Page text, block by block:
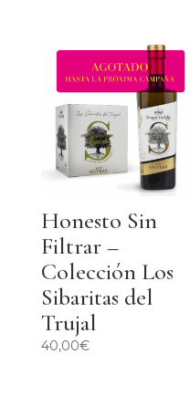
Honesto Sin
Filtrar –
Colección Los
Sibaritas del
Trujal
40,00€